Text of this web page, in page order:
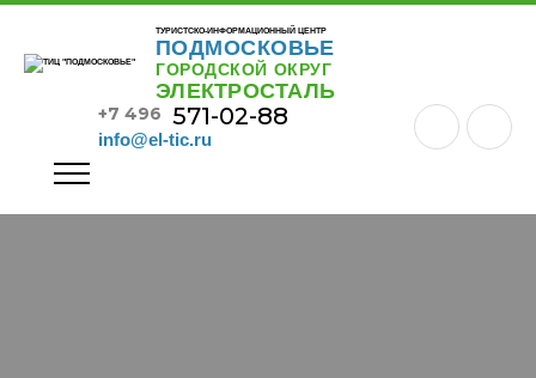
ТУРИСТСКО-ИНФОРМАЦИОННЫЙ ЦЕНТР
ПОДМОСКОВЬЕ
ГОРОДСКОЙ ОКРУГ
ЭЛЕКТРОСТАЛЬ
+7 496 571-02-88
info@el-tic.ru